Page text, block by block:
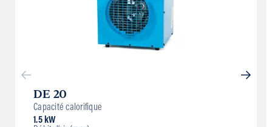
DE 20
Capacité calorifique
1.5 kW